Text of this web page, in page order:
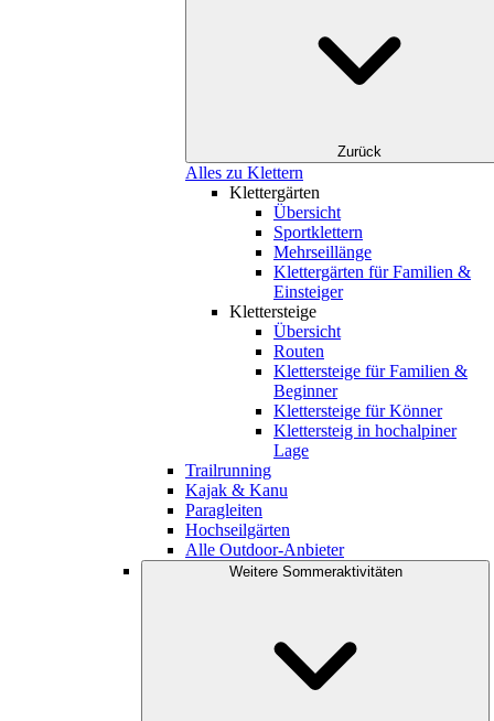
Zurück
Alles zu Klettern
Klettergärten
Übersicht
Sportklettern
Mehrseillänge
Klettergärten für Familien &
Einsteiger
Klettersteige
Übersicht
Routen
Klettersteige für Familien &
Beginner
Klettersteige für Könner
Klettersteig in hochalpiner
Lage
Trailrunning
Kajak & Kanu
Paragleiten
Hochseilgärten
Alle Outdoor-Anbieter
Weitere Sommeraktivitäten